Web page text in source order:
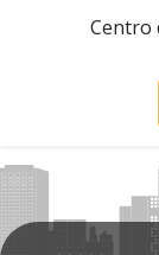
Centro